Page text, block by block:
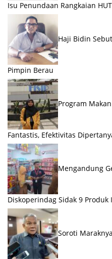
Isu Penundaan Rangkaian
Haji Bidin
Pimpin Berau
Program
Fantastis, Efektivitas
Mengandung
Diskoperindag Sidak 9 Produk
Soroti